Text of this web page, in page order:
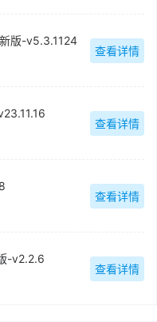
版-v5.3.1124
查看详情
查看详情
查看详情
-v2.2.6
查看详情